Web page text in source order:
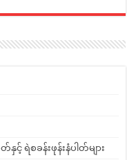
ရဲစခန်းဖုန်းနံပါတ်များ